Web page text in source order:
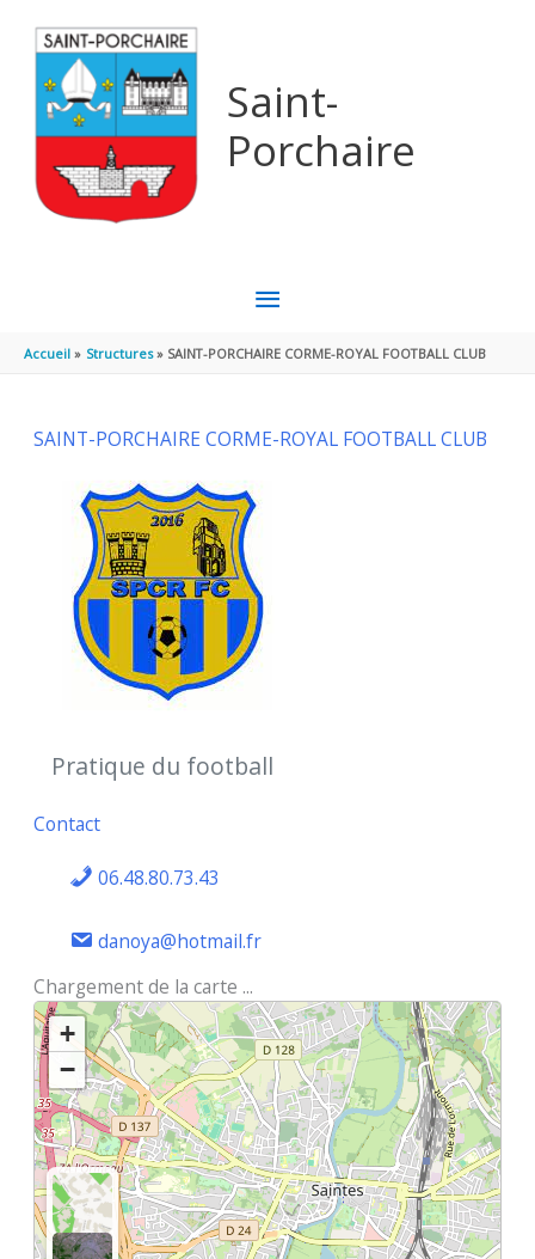
Saint-
Porchaire
MENU
PRINCIPAL
Accueil Structures SAINT-PORCHAIRE CORME-ROYAL FOOTBALL CLUB
SAINT-PORCHAIRE CORME-ROYAL FOOTBALL CLUB
Pratique du football
Contact
06.48.80.73.43
danoya@hotmail.fr
Chargement de la carte ...
+
−